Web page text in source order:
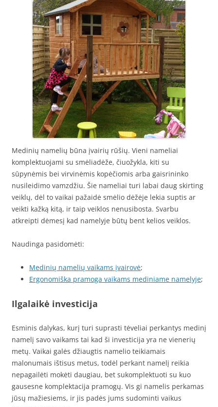
Medinių namelių būna įvairių rūšių. Vieni nameliai
komplektuojami su smėliadėže, čiuožykla, kiti su
sūpynėmis bei virvinėmis kopėčiomis arba gaisrininko
nusileidimo vamzdžiu. Šie nameliai turi labai daug skirting
veiklų, dėl to vaikai pažaidė smėlio dėžėje lekia suptis ar
veikti kažką kitą, ir taip veiklos nenusibosta. Svarbu
atkreipti dėmesį kad namelyje būtų bent kelios veiklos.
Naudinga pasidomėti:
Medinių namelių vaikams įvairovė;
Ergonomiška pramoga vaikams mediniame namelyje;
Ilgalaikė investicija
Esminis dalykas, kurį turi suprasti tėveliai perkantys medinį
namelį savo vaikams tai kad ši investicija yra ne vienerių
metų. Vaikai galės džiaugtis namelio teikiamais
malonumais ištisus metus, todėl perkant namelį reikia
nepagailėti mokėti daugiau, bet sukomplektuoti su kuo
gausesne komplektacija pramogų. Vis gi namelis perkamas
jūsų mažiesiems, ir jis padės jums sudominti vaikus